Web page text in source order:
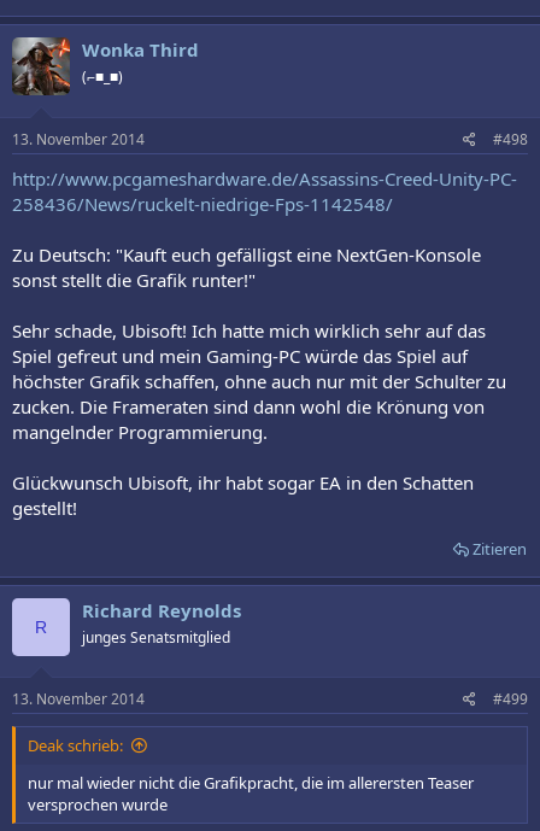
Wonka Third
(⌐■_■)
13. November 2014 #498
http://www.pcgameshardware.de/Assassins-Creed-Unity-PC-
258436/News/ruckelt-niedrige-Fps-1142548/
Zu Deutsch: "Kauft euch gefälligst eine NextGen-Konsole
sonst stellt die Grafik runter!"
Sehr schade, Ubisoft! Ich hatte mich wirklich sehr auf das
Spiel gefreut und mein Gaming-PC würde das Spiel auf
höchster Grafik schaffen, ohne auch nur mit der Schulter zu
zucken. Die Frameraten sind dann wohl die Krönung von
mangelnder Programmierung.
Glückwunsch Ubisoft, ihr habt sogar EA in den Schatten
gestellt!
Zitieren
R
Richard Reynolds
junges Senatsmitglied
13. November 2014 #499
Deak schrieb:
nur mal wieder nicht die Grafikpracht, die im allerersten Teaser
versprochen wurde